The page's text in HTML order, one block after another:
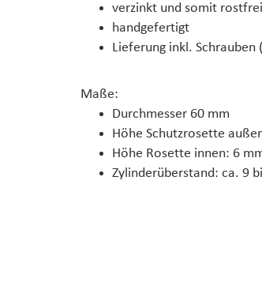
verzinkt und somit rostfrei
handgefertigt
Lieferung inkl. Schrauben
Maße:
Durchmesser 60 mm
Höhe Schutzrosette
Höhe Rosette innen: 6
Zylinderüberstand: ca. 9